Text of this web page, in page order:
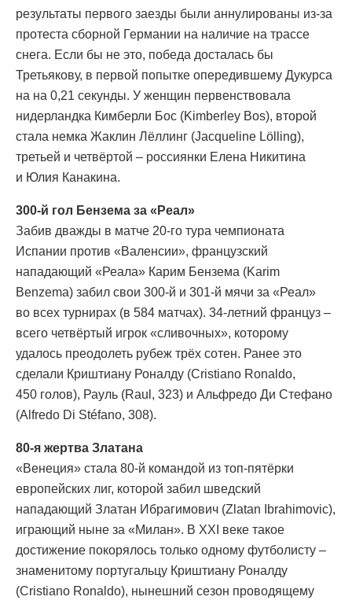
результаты первого заезды были аннулированы из-за
протеста сборной Германии на наличие на трассе
снега. Если бы не это, победа досталась бы
Третьякову, в первой попытке опередившему Дукурса
на на 0,21 секунды. У женщин первенствовала
нидерландка Кимберли Бос (Kimberley Bos), второй
стала немка Жаклин Лёллинг (Jacqueline Lölling),
третьей и четвёртой – россиянки Елена Никитина
и Юлия Канакина.
300-й гол Бензема за «Реал»
Забив дважды в матче 20-го тура чемпионата
Испании против «Валенсии», французский
нападающий «Реала» Карим Бензема (Karim
Benzema) забил свои 300-й и 301-й мячи за «Реал»
во всех турнирах (в 584 матчах). 34-летний француз –
всего четвёртый игрок «сливочных», которому
удалось преодолеть рубеж трёх сотен. Ранее это
сделали Криштиану Роналду (Cristiano Ronaldo,
450 голов), Рауль (Raul, 323) и Альфредо Ди Стефано
(Alfredo Di Stéfano, 308).
80-я жертва Златана
«Венеция» стала 80-й командой из топ-пятёрки
европейских лиг, которой забил шведский
нападающий Златан Ибрагимович (Zlatan Ibrahimovic),
играющий ныне за «Милан». В XXI веке такое
достижение покорялось только одному футболисту –
знаменитому португальцу Криштиану Роналду
(Cristiano Ronaldo), нынешний сезон проводящему